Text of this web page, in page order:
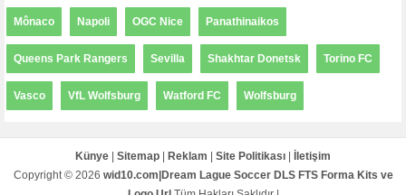
Mônaco Napoli OGC Nice Panathinaikos
Queens Park Rangers Sevilla Shakhtar Donetsk Torino FC
Vasco VfL Wolfsburg Watford FC Wolfsburg
Künye Sitemap Reklam Site Politikası
İletişim
Copyright © 2026 wid10.com|Dream Lague Soccer DLS FTS Forma Kits ve